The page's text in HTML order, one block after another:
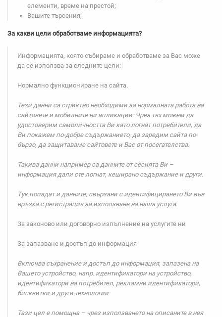
елементи, време на престой;
Вашите търсения;
За какви цели обработваме информацията?
Информацията, която събираме и обработваме за Вас може
да се използва за следните цели:
Нормално функциониране на сайта.
Тези данни са стриктно необходими за нормалната работа на
сайтовете и мобилните ни апликации. Чрез тях можем да
удостоверим самоличността Ви като логнат потребители, да
Ви покажем по-добре съдържанието, да заредим сайта по-
бързо, да защитаваме сайтовете и Вас от посегателства.
Такива данни например са данните от сесията Ви –
информация дали сте логнат, кеширано съдържание и други.
Тук попадат и данните, свързани с идентифицирането Ви във
връзка с регистрация за използване на наша услуга.
За законово или договорно изпълнение на услугите ни
За запазване и достъп до информация
Включва съхранение и достъп до информация, запазена на
Вашето устройство, напр. идентификатори на устройство,
идентификатори на потребител, рекламни идентификатори,
бисквитки и други технологии.
Тази цел е помощна – чрез използването на описаните в нея